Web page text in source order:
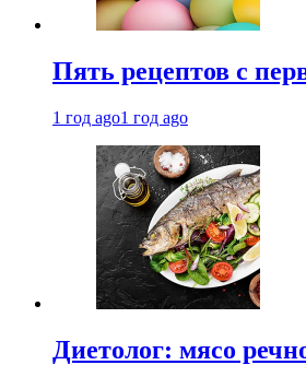
Пять рецептов с
1 год ago1 год ago
Диетолог: мясо